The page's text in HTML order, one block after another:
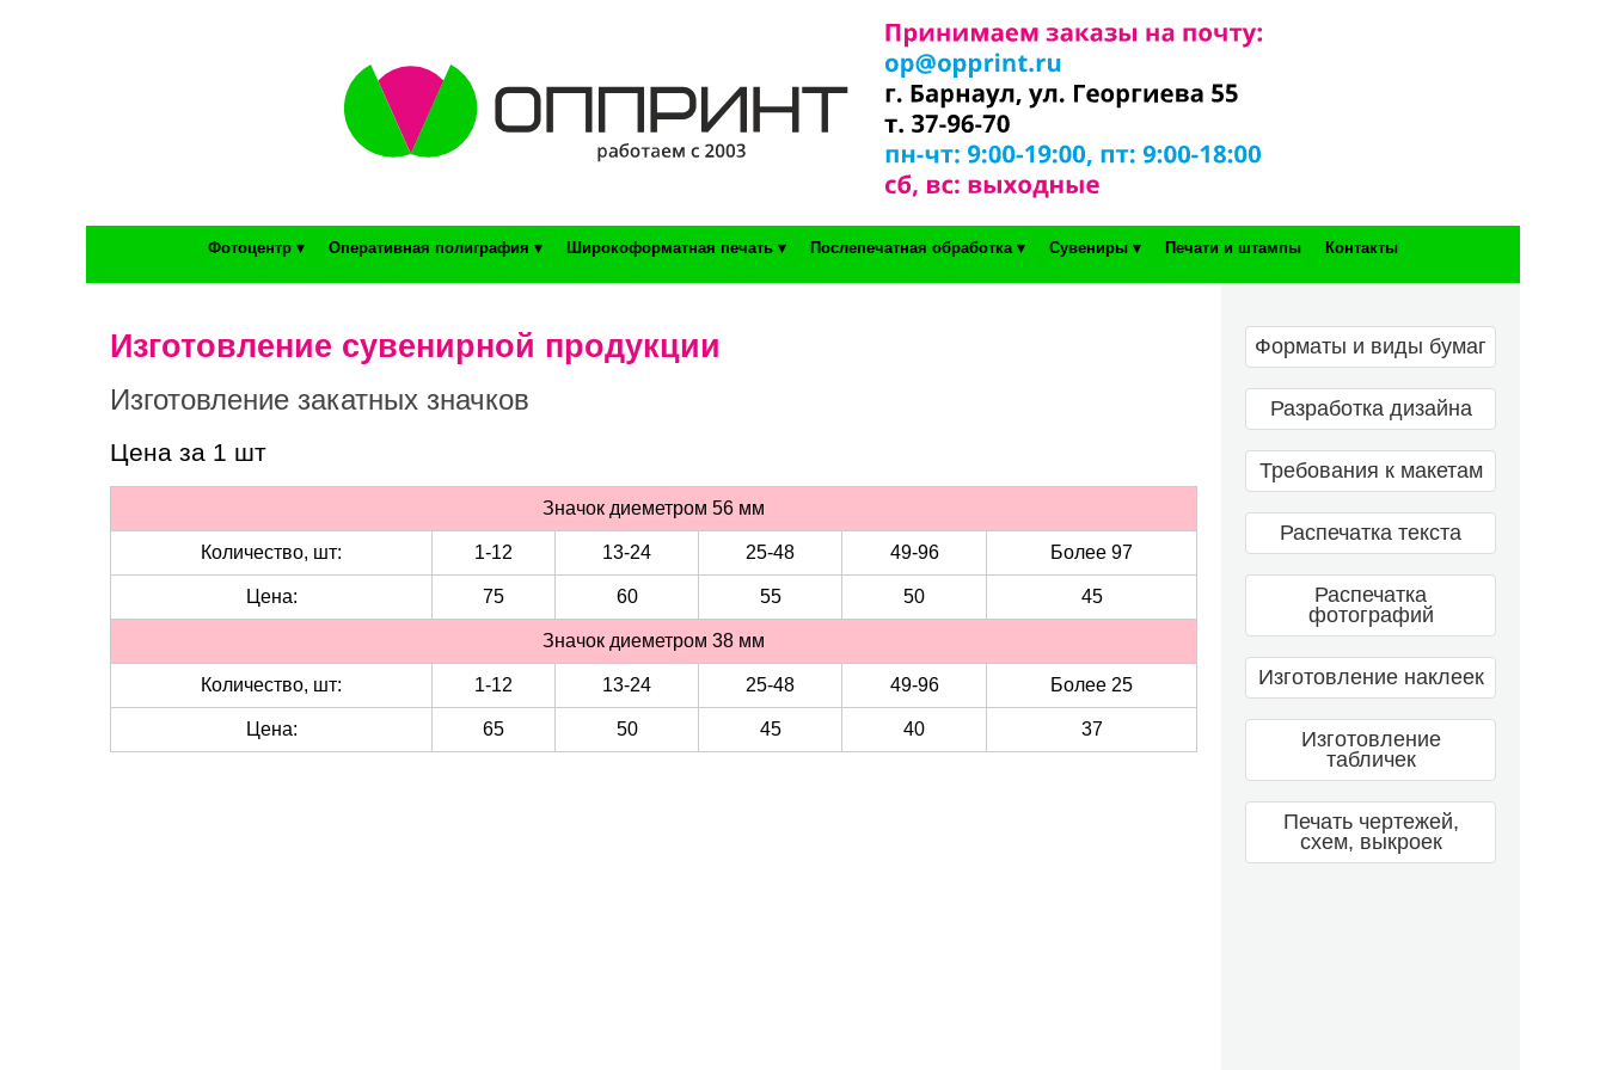
Фотоцентр ▾ Оперативная полиграфия ▾ Широкоформатная печать ▾ Послепечатная обработка ▾ Сувениры ▾ Печати и штампы Контакты
Изготовление сувенирной продукции
Изготовление закатных значков
Цена за 1 шт
Значок диеметром 56 мм
Количество, шт: 1-12 13-24 25-48 49-96 Более 97
Цена: 75 60 55 50 45
Значок диеметром 38 мм
Количество, шт: 1-12 13-24 25-48 49-96 Более 25
Цена: 65 50 45 40 37
Форматы и виды бумаг
Разработка дизайна
Требования к макетам
Распечатка текста
Распечатка
фотографий
Изготовление наклеек
Изготовление
табличек
Печать чертежей,
схем, выкроек